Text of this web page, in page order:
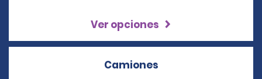
Ver opciones
Camiones